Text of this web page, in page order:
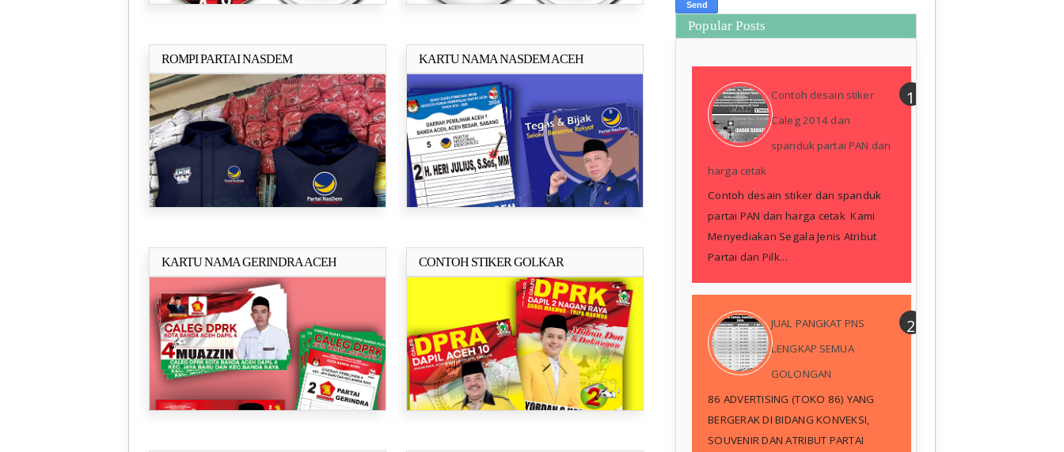
ROMPI PARTAI NASDEM KARTU NAMA NASDEM ACEHSelengkapnya..
KARTU NAMA GERINDRA ACEHSelengkapnya.. CONTOH STIKER GOLKAR
Popular Posts
Contoh desain stiker
Caleg 2014 dan
spanduk partai PAN dan
harga cetak
Contoh desain stiker dan spanduk
partai PAN dan harga cetak Kami
Menyediakan Segala Jenis Atribut
Partai dan Pilk...
JUAL PANGKAT PNS
LENGKAP SEMUA
GOLONGAN
86 ADVERTISING (TOKO 86) YANG
BERGERAK DI BIDANG KONVEKSI,
SOUVENIR DAN ATRIBUT PARTAI